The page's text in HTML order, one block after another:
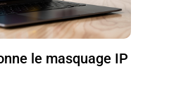
le masquage IP